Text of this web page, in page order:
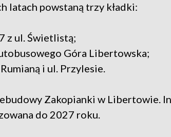
latach powstaną trzy kładki:
z ul. Świetlistą;
Góra Libertowska;
i ul. Przylesie.
Zakopianki w Libertowie.
do 2027 roku.